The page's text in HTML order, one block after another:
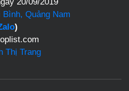
20/09/2019
Bình, Quảng Nam
)
Thị Trang